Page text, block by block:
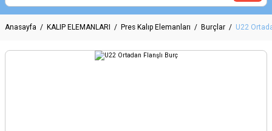
Anasayfa KALIP ELEMANLARI Pres Kalıp Elemanları Burçlar U22